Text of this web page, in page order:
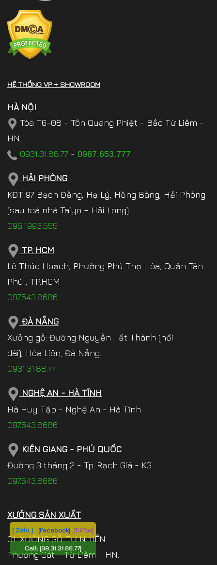
[ Zalo ] [Facebook] [TikTok]
Call: [09.31.31.88.77]
HỆ THỐNG VP + SHOWROOM
HÀ NỘI
Tòa T6-08 - Tôn Quang Phiệt - Bắc Từ Liêm -
HN.
0931.31.88.77 - 0987.653.777
HẢI PHÒNG
KĐT 97 Bạch Đằng, Hạ Lý, Hồng Bàng, Hải Phòng
(sau toà nhà Taiyo – Hải Long)
096.1993.555
TP. HCM
Lê Thúc Hoạch, Phường Phú Thọ Hòa, Quận Tân
Phú , TP.HCM
097.543.8686
ĐÀ NẴNG
Xưởng gỗ: Đường Nguyễn Tất Thành (nối
dài), Hòa Liên, Đà Nẵng.
0931.31.88.77
NGHỆ AN - HÀ TĨNH
Hà Huy Tập - Nghệ An - Hà Tĩnh
097.543.8686
KIÊN GIANG - PHÚ QUỐC
Đường 3 tháng 2 - Tp. Rạch Giá - KG.
097.543.8686
XƯỞNG SẢN XUẤT
01: XƯỞNG GỖ TỰ NHIÊN
Thượng Cát - Từ Liêm - HN.